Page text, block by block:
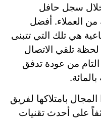
سجل حافل
من العملاء. أفضل
هي تلك التي تتبنى
تلقي الاتصال
التام من عودة تدفق
بامتلاكها لفريق
على أحدث تقنيات